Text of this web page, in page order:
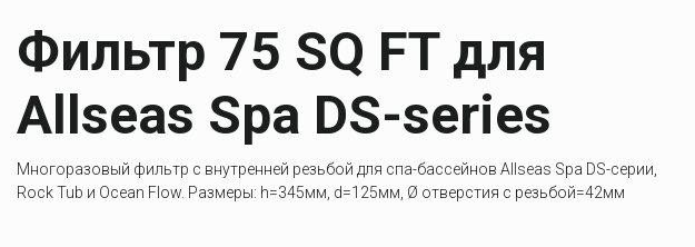
Фильтр 75 SQ FT для
Allseas Spa DS-series
Многоразовый фильтр с внутренней резьбой для спа-бассейнов Allseas Spa DS-серии,
Rock Tub и Ocean Flow. Размеры: h=345мм, d=125мм, Ø отверстия с резьбой=42мм